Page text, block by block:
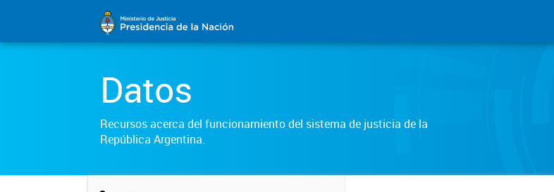
Datos
Recursos acerca del funcionamiento del sistema de justicia de la
República Argentina.